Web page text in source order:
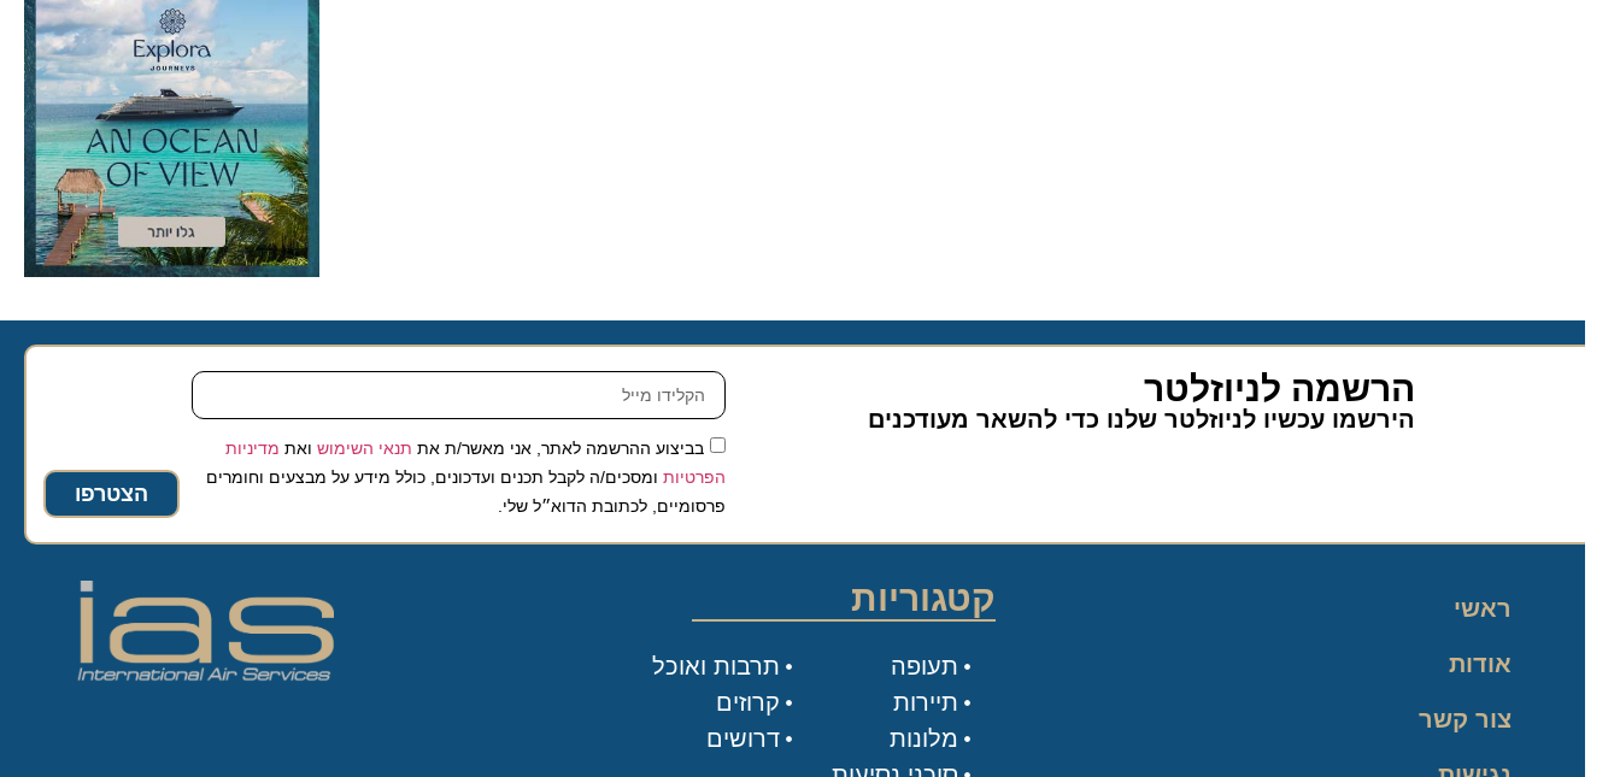
הרשמה לניוזלטר
הירשמו עכשיו לניוזלטר שלנו כדי להשאר מעודכנים
בביצוע ההרשמה לאתר, אני מאשר/ת אתתנאי השימושואת מדיניות
הפרטיותומסכים/ה לקבל תכנים ועדכונים, כולל מידע על מבצעים וחומרים
פרסומיים, לכתובת הדוא״ל שלי.
הצטרפו
ראשי
אודות
צור קשר
קטגוריות
תעופה
תיירות
מלונות
תרבות ואוכל
קרוזים
דרושים